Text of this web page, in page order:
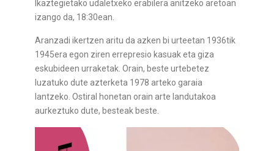
Ikaztegietako udaletxeko erabilera anitzeko aretoan
izango da, 18:30ean.
Aranzadi ikertzen aritu da azken bi urteetan 1936tik
1945era egon ziren errepresio kasuak eta giza
eskubideen urraketak. Orain, beste urtebetez
luzatuko dute azterketa 1978 arteko garaia
lantzeko. Ostiral honetan orain arte landutakoa
aurkeztuko dute, besteak beste.